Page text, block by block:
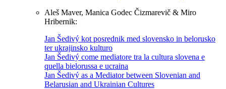
Aleš Maver, Manica Godec Čizmarevič & Miro
Hribernik:
Jan Šedivý kot posrednik med slovensko in belorusko
ter ukrajinsko kulturo
Jan Šedivý come mediatore tra la cultura slovena e
quella bielorussa e ucraina
Jan Šedivý as a Mediator between Slovenian and
Belarusian and Ukrainian Cultures